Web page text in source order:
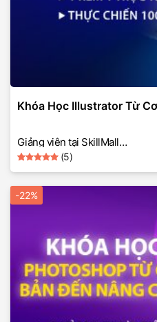
Khóa Học Illustrator Từ
Giảng viên tại SkillMall
(Học Illustrator từ căn bản
đến nâng cao)
based on
customer
ratings
(5)
-22%